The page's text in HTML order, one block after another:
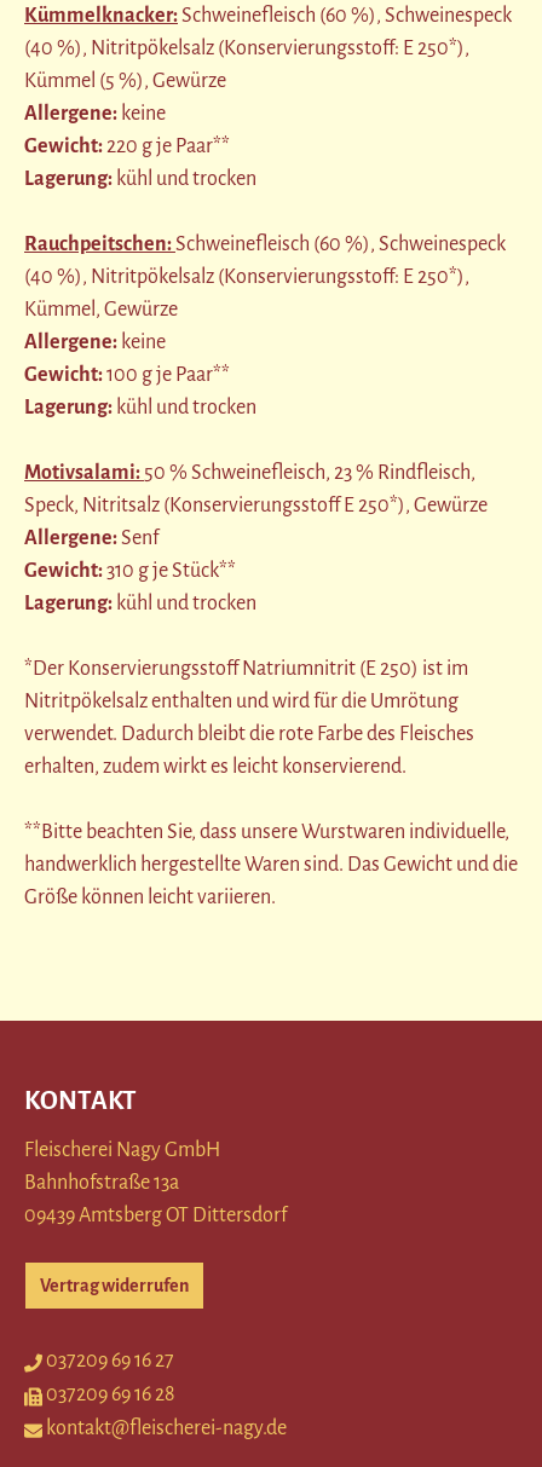
Kümmelknacker:Schweinefleisch (60 %), Schweinespeck
(40 %), Nitritpökelsalz (Konservierungsstoff: E 250*),
Kümmel (5 %), Gewürze
Allergene: keine
Gewicht:220 g je Paar**
Lagerung: kühl und trocken
Rauchpeitschen:Schweinefleisch (60 %), Schweinespeck
(40 %), Nitritpökelsalz (Konservierungsstoff: E 250*),
Kümmel, Gewürze
Allergene: keine
Gewicht:100 g je Paar**
Lagerung: kühl und trocken
Motivsalami: 50 % Schweinefleisch, 23 % Rindfleisch,
Speck, Nitritsalz (Konservierungsstoff E 250*), Gewürze
Allergene:Senf
Gewicht:310 g je Stück**
Lagerung: kühl und trocken
*Der Konservierungsstoff Natriumnitrit (E 250) ist im
Nitritpökelsalz enthalten und wird für die Umrötung
verwendet. Dadurch bleibt die rote Farbe des Fleisches
erhalten, zudem wirkt es leicht konservierend.
**Bitte beachten Sie, dass unsere Wurstwaren individuelle,
handwerklich hergestellte Waren sind. Das Gewicht und die
Größe können leicht variieren.
KONTAKT
Fleischerei Nagy GmbH
Bahnhofstraße 13a
09439 Amtsberg OT Dittersdorf
Vertrag widerrufen
037209 69 16 27
037209 69 16 28
kontakt@fleischerei-nagy.de